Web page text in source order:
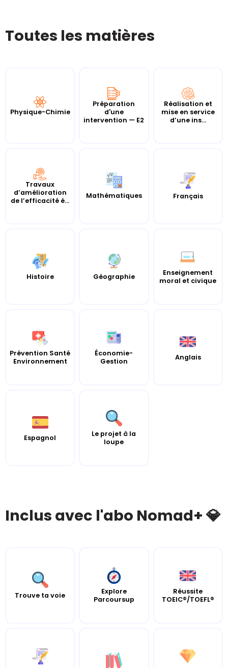
Toutes les matières
Physique-Chimie
Préparation
d'une
intervention — E2
Réalisation et
mise en service
d’une ins...
Travaux
d’amélioration
de l’efficacité é...
Mathématiques Français
Histoire Géographie
Enseignement
moral et civique
Prévention Santé
Environnement
Économie-
Gestion
Anglais
Espagnol
Le projet à la
loupe
Inclus avec l'abo Nomad+ 💎
Trouve ta voie
Explore
Parcoursup
Réussite
TOEIC®/TOEFL®